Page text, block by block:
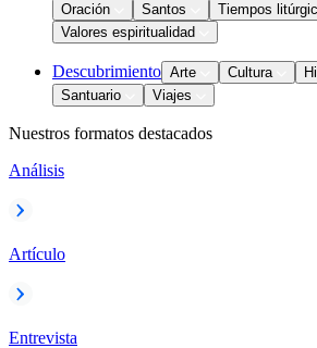
Oración
Santos
Tiempos
Valores espiritualidad
Descubrimiento Arte Cultura
Santuario
Viajes
Nuestros formatos destacados
Análisis
Artículo
Entrevista